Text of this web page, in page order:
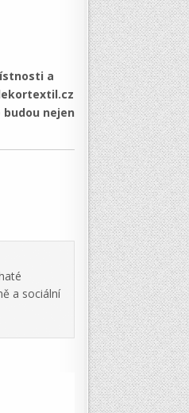
a
nejen
a sociální